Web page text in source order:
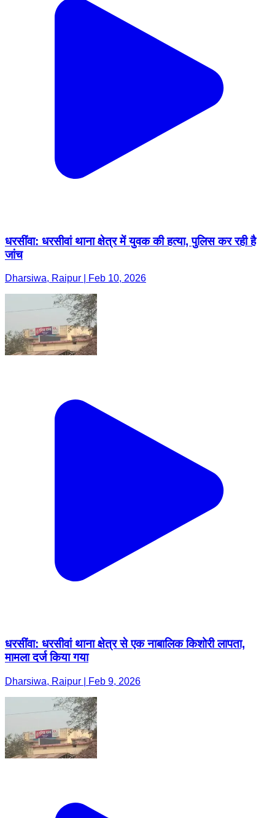
धरसींवा: धरसीवां थाना क्षेत्र में युवक की हत्या, पुलिस कर रही है
जांच
Dharsiwa, Raipur | Feb 10, 2026
धरसींवा: धरसीवां थाना क्षेत्र से एक नाबालिक किशोरी लापता,
मामला दर्ज किया गया
Dharsiwa, Raipur | Feb 9, 2026